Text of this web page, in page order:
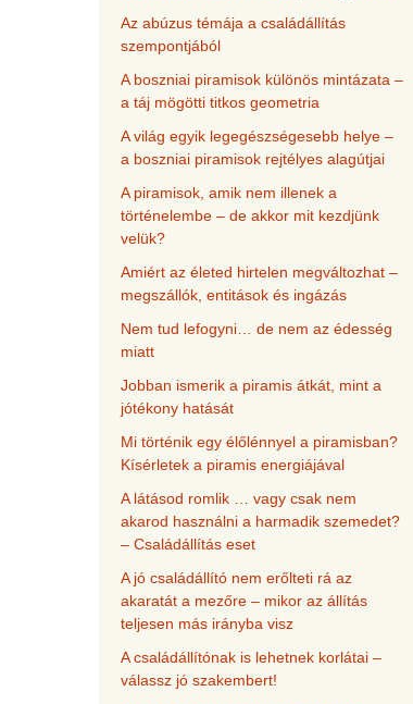
Az abúzus témája a családállítás
szempontjából
A boszniai piramisok különös mintázata –
a táj mögötti titkos geometria
A világ egyik legegészségesebb helye –
a boszniai piramisok rejtélyes alagútjai
A piramisok, amik nem illenek a
történelembe – de akkor mit kezdjünk
velük?
Amiért az életed hirtelen megváltozhat –
megszállók, entitások és ingázás
Nem tud lefogyni… de nem az édesség
miatt
Jobban ismerik a piramis átkát, mint a
jótékony hatását
Mi történik egy élőlénnyel a piramisban?
Kísérletek a piramis energiájával
A látásod romlik … vagy csak nem
akarod használni a harmadik szemedet?
– Családállítás eset
A jó családállító nem erőlteti rá az
akaratát a mezőre – mikor az állítás
teljesen más irányba visz
A családállítónak is lehetnek korlátai –
válassz jó szakembert!